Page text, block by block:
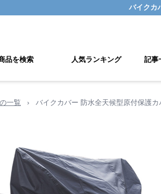
バイクカ
品を検索 人気ランキング 記事
一覧 › バイクカバー 防水全天候型原付保護カ